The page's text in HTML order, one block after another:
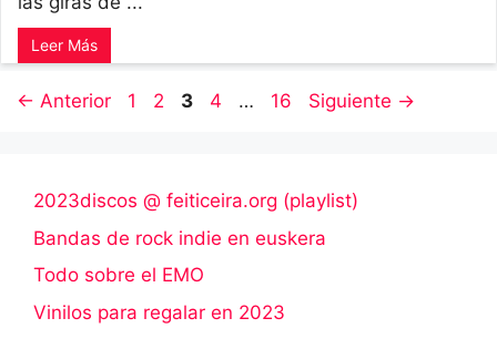
Leer Más
← Anterior Página
1 Página
2 Página
3 Página
4 … Página
16 Siguiente →
2023discos @ feiticeira.org (playlist)
Bandas de rock indie en euskera
Todo sobre el EMO
Vinilos para regalar en 2023